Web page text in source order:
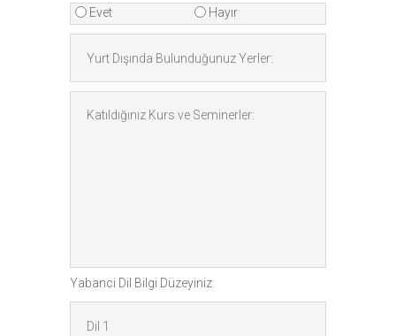
Evet
Hayır
Yabanci Dil Bilgi Düzeyiniz: